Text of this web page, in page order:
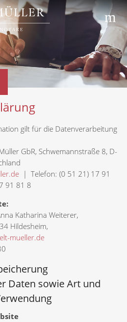
gilt für die Datenverarbeitung
GbR, Schwemannstraße 8, D-
| Telefon: (0 51 21) 17 91
91 81 8
Katharina Weiterer,
Hildesheim,
mueller.de
Daten sowie Art und